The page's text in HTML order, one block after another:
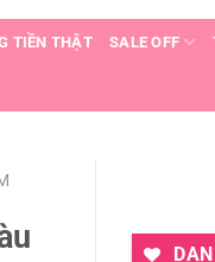
TIỀN THẬT SALE OFF